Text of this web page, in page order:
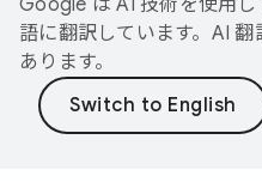
Google は AI 技術を使用
語に翻訳しています。AI
あります。